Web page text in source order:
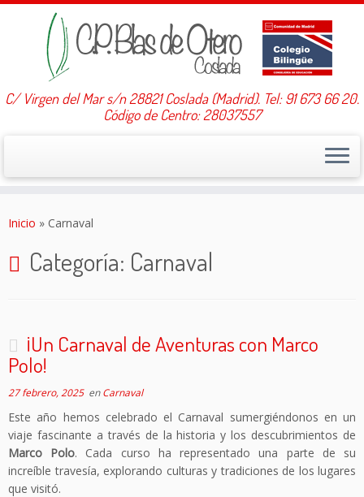
C/ Virgen del Mar s/n 28821 Coslada (Madrid). Tel: 91 673 66 20.
Código de Centro: 28037557
Inicio » Carnaval
Categoría: Carnaval
¡Un Carnaval de Aventuras con Marco
Polo!
27 febrero, 2025enCarnaval
Este año hemos celebrado el Carnaval sumergiéndonos en un
viaje fascinante a través de la historia y los descubrimientos de
Marco Polo. Cada curso ha representado una parte de su
increíble travesía, explorando culturas y tradiciones de los lugares
que visitó.